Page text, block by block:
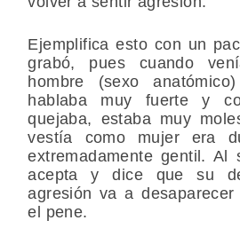
Ejemplifica esto con un
grabó, pues cuando
hombre (sexo
hablaba muy fuerte y
quejaba, estaba muy
vestía como mujer era
extremadamente gentil. Al
acepta y dice que su
agresión va a
el pene.